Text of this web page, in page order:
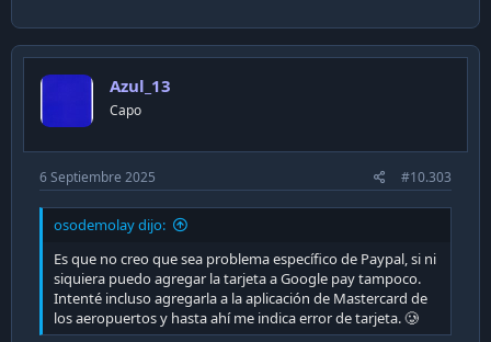
Azul_13
Capo
6 Septiembre 2025 #10.303
osodemolay dijo:
Es que no creo que sea problema específico de Paypal, si ni
siquiera puedo agregar la tarjeta a Google pay tampoco.
Intenté incluso agregarla a la aplicación de Mastercard de
los aeropuertos y hasta ahí me indica error de tarjeta. 🥲